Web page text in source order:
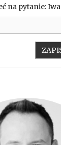
na pytanie: